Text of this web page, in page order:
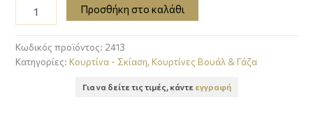
Προσθήκη στο καλάθι
Κωδικός προϊόντος: 2413
Κατηγορίες: Κουρτίνα - Σκίαση, Κουρτίνες Βουάλ & Γάζα
Για να δείτε τις τιμές, κάντε εγγραφή